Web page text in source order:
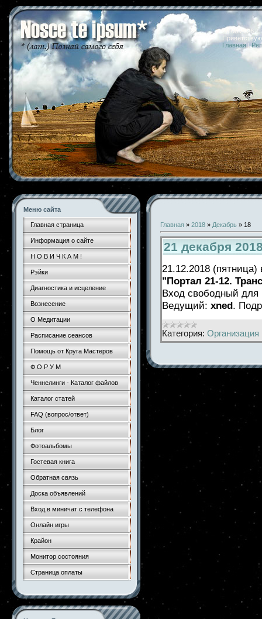
08.08.2026
Главная |
Меню сайта
Главная страница
Информация о сайте
Н О В И Ч К А М !
Рэйки
Диагностика и исцеление
Вознесение
О Медитации
Расписание сеансов
Помощь от Круга Мастеров
Ф О Р У М
Ченнелинги - Каталог файлов
Каталог статей
FAQ (вопрос/ответ)
Блог
Фотоальбомы
Гостевая книга
Обратная связь
Доска объявлений
Вход в миничат с телефона
Онлайн игры
Крайон
Монитор состояния
Страница оплаты
Главная » 2018 » Декабрь » 18
21 декабря
21.12.2018
"Портал 21-12.
Вход свободный для
Ведущий: xned.
Категория: